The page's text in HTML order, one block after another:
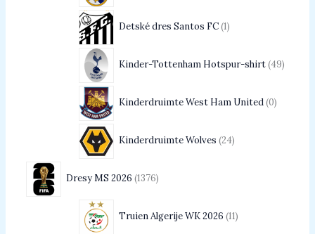
Detské dres Santos FC 1
Kinder-Tottenham Hotspur-shirt 49
Kinderdruimte West Ham United 0
Kinderdruimte Wolves 24
Dresy MS 2026 1376
Truien Algerije WK 2026 11